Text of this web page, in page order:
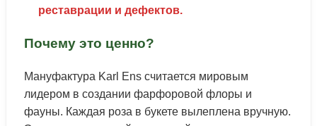
реставрации и дефектов.
Почему это ценно?
Мануфактура Karl Ens считается мировым
лидером в создании фарфоровой флоры и
фауны. Каждая роза в букете вылеплена вручную.